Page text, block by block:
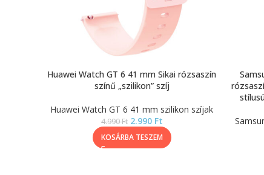
Huawei Watch GT 6 41 mm Sikai rózsaszín
színű „szilikon” szíj
Huawei Watch GT 6 41 mm szilikon szíjak
4.990Ft 2.990 Ft
KOSÁRBA TESZEM